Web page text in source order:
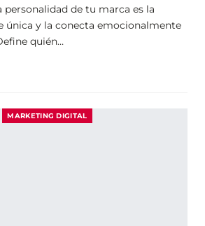
personalidad de tu marca es la
única y la conecta emocionalmente
quién…
MARKETING DIGITAL